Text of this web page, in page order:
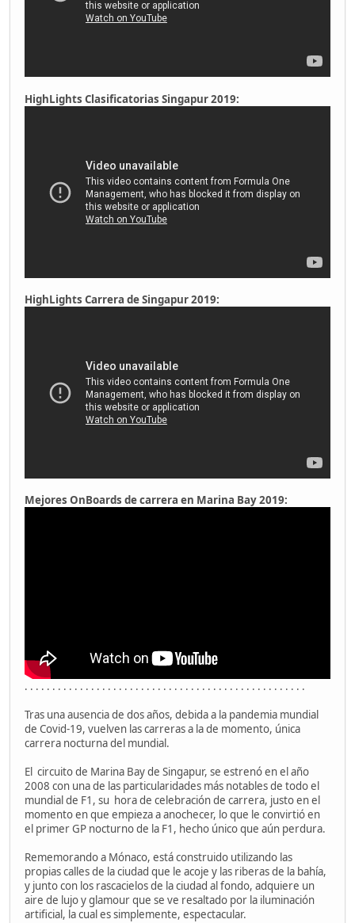
HighLights Clasificatorias Singapur 2019:
HighLights Carrera de Singapur 2019:
Mejores OnBoards de carrera en Marina Bay 2019:
. . . . . . . . . . . . . . . . . . . . . . . . . . . . . . . . . . . . . . . . . . . . . . . . . . .
Tras una ausencia de dos años, debida a la pandemia mundial
de Covid-19, vuelven las carreras a la de momento, única
carrera nocturna del mundial.
El circuito de Marina Bay de Singapur, se estrenó en el año
2008 con una de las particularidades más notables de todo el
mundial de F1, su hora de celebración de carrera, justo en el
momento en que empieza a anochecer, lo que le convirtió en
el primer GP nocturno de la F1, hecho único que aún perdura.
Rememorando a Mónaco, está construido utilizando las
propias calles de la ciudad que le acoje y las riberas de la bahía,
y junto con los rascacielos de la ciudad al fondo, adquiere un
aire de lujo y glamour que se ve resaltado por la iluminación
artificial, la cual es simplemente, espectacular.